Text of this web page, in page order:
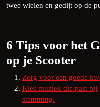
twee wielen en gedijt op de
6 Tips voor het
op je Scooter
Zorg voor een goede
Kies muziek die past bij
stemming.